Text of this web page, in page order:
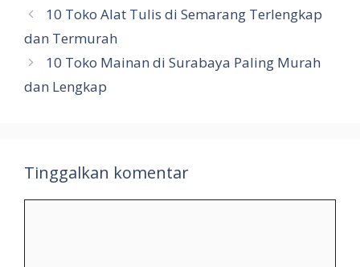
10 Toko Alat Tulis di Semarang Terlengkap
dan Termurah
10 Toko Mainan di Surabaya Paling Murah
dan Lengkap
Tinggalkan komentar